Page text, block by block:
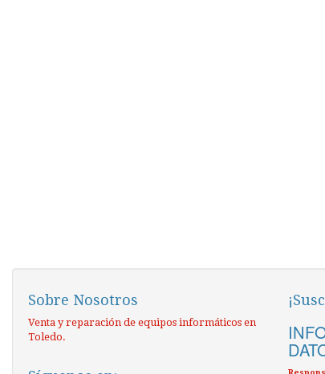
Sobre Nosotros
Venta y reparación de equipos informáticos en
Toledo.